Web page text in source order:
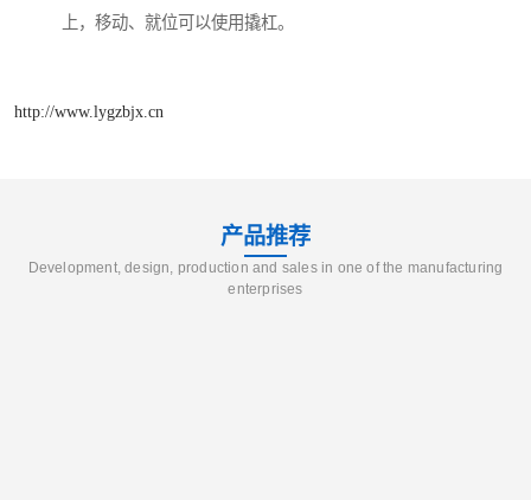
上，移动、就位可以使用撬杠。
http://www.lygzbjx.cn
产品推荐
Development, design, production and sales in one of the manufacturing
enterprises